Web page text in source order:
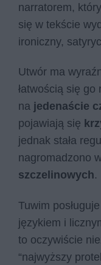
narratorem,
się w tekście
ironiczny,
Utwór ma
łatwością się go
na jedenaście
pojawiają się
jednak stała
nagromadzono
szczelinowych.
Tuwim
językiem i
to oczywiście
“najwyższy